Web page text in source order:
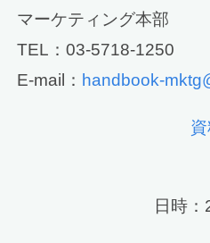
マーケティング本部
TEL：03-5718-1250
E-mail： handbook-
日時